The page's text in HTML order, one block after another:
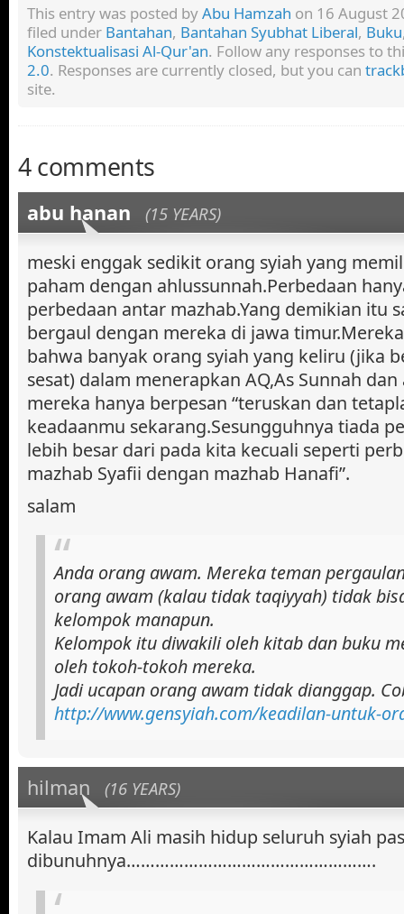
This entry was posted byAbu Hamzah on 16 August
filed under Bantahan, Bantahan Syubhat Liberal, Buku
Konstektualisasi Al-Qur'an. Follow any responses to
2.0. Responses are currently closed, but you can
site.
4 comments
abu hanan (15 YEARS)
meski enggak sedikit orang syiah yang
paham dengan ahlussunnah.Perbedaan
perbedaan antar mazhab.Yang demikian itu
bergaul dengan mereka di jawa
bahwa banyak orang syiah yang keliru (jika
sesat) dalam menerapkan AQ,As Sunnah
mereka hanya berpesan “teruskan dan
keadaanmu sekarang.Sesungguhnya tiada
lebih besar dari pada kita kecuali seperti
mazhab Syafii dengan mazhab Hanafi”.
salam
Anda orang awam. Mereka teman
orang awam (kalau tidak taqiyyah) tidak
kelompok manapun.
Kelompok itu diwakili oleh kitab dan buku
oleh tokoh-tokoh mereka.
Jadi ucapan orang awam tidak dianggap.
http://www.gensyiah.com/keadilan-untuk-
hilman (16 YEARS)
Kalau Imam Ali masih hidup seluruh syiah
dibunuhnya…………………………………………….